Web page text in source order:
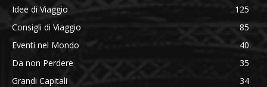
Idee di Viaggio
125
Consigli di Viaggio
85
Eventi nel Mondo
40
Da non Perdere
35
Grandi Capitali
34